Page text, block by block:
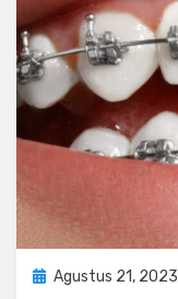
Posted
Agustus 21, 2023